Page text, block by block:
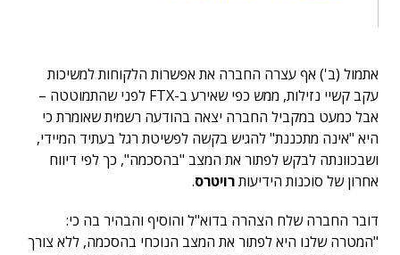
אתמול (ב') אף עצרה החברה את אפשרות הלקוחות למשיכות
עקב קשיי נזילות, ממש כפי שאירע ב-FTX לפני שהתמוטטה –
אבל כמעט במקביל החברה יצאה בהודעה רשמית שאומרת כי
היא "אינה מתכננת" להגיש בקשה לפשיטת רגל בעתיד המיידי,
ושבכוונתה לבקש לפתור את המצב "בהסכמה", כך לפי דיווח
אחרון של סוכנות הידיעותרויטרס.
דובר החברה שלח הצהרה בדוא"ל והוסיף והבהיר בה כי:
"המטרה שלנו היא לפתור את המצב הנוכחי בהסכמה, ללא צורך